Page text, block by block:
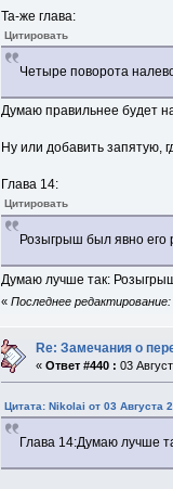
Та-же глава:
Цитировать
Четыре поворота
Думаю правильнее будет
Ну или добавить запятую,
Глава 14:
Цитировать
Розыгрыш был явно его
Думаю лучше так:
« Последнее
Re: Замечания о
«Ответ #440 : 03
Цитата: Nikolai от 03 Августа
Глава 14:Думаю лучше